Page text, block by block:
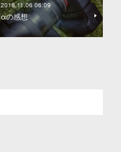
2018.11.06 06:09
αの感想